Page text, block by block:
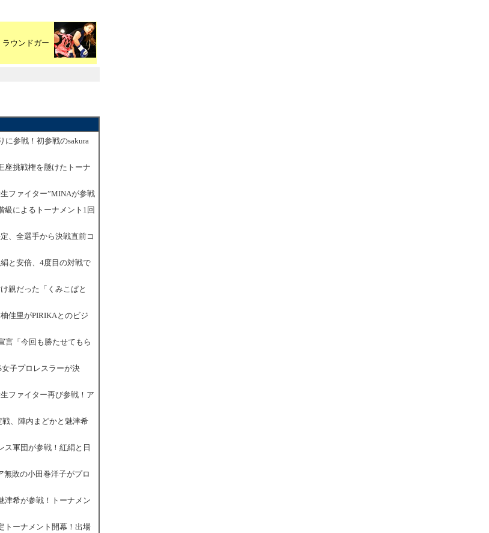
ウンドガー
に参戦！初参戦のsakura
座挑戦権を懸けたトーナ
生ファイター”MINAが参戦
級によるトーナメント1回
、全選手から決戦直前コ
と安倍、4度目の対戦で
親だった「くみこぱと
佳里がPIRIKAとのビジ
言「今回も勝たせてもら
女子プロレスラーが決
ファイター再び参戦！ア
戦、陣内まどかと魅津希
ス軍団が参戦！紅絹と日
無敗の小田巻洋子がプロ
津希が参戦！トーナメン
トーナメント開幕！出場